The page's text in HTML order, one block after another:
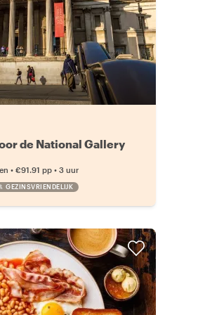
de National Gallery
• €91.91 pp• 3 uur
GEZINSVRIENDELIJK